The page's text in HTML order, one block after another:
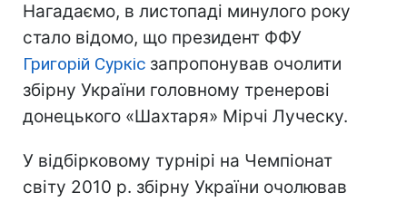
Нагадаємо, в листопаді минулого року
стало відомо, що президент ФФУ
Григорій Суркіс запропонував очолити
збірну України головному тренерові
донецького «Шахтаря» Мірчі Луческу.
У відбірковому турнірі на Чемпіонат
світу 2010 р. збірну України очолював